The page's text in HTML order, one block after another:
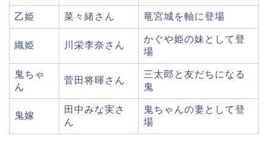
乙姫 菜々緒さん 竜宮城を軸に登場
織姫 川栄李奈さん
かぐや姫の妹として登
場
鬼ちゃ
ん
菅田将暉さん
三太郎と友だちになる
鬼
鬼嫁
田中みな実さ
ん
鬼ちゃんの妻として登
場